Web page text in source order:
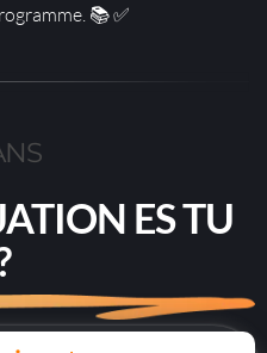
📚 ✅
ES TU